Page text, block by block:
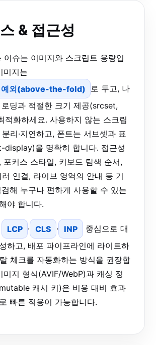
& 접근성
이슈는 이미지와 스크립트 용량입
미지는
외(above-the-fold) 로 두고, 나
딩과 적절한 크기 제공(srcset,
적화하세요. 사용하지 않는 스크립
리·지연하고, 폰트는 서브셋과 표
display)을 명확히 합니다. 접근성
포커스 스타일, 키보드 탐색 순서,
연결, 라이브 영역의 안내 등 기
해 누구나 편하게 사용할 수 있는
야 합니다.
LCP · CLS · INP
중심으로 대
하고, 배포 파이프라인에 라이트하
체크를 자동화하는 방식을 권장합
미지 형식(AVIF/WebP)과 캐싱 정
캐시 키)은 비용 대비 효과
빠른 적용이 가능합니다.